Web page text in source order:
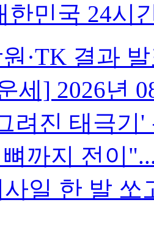
민국 24시
·TK 결과
세] 2026년
려진 태극기'
까지 전이
일 한 발 쏘